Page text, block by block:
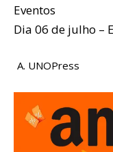
Eventos
Dia 06 de julho –
UNOPress